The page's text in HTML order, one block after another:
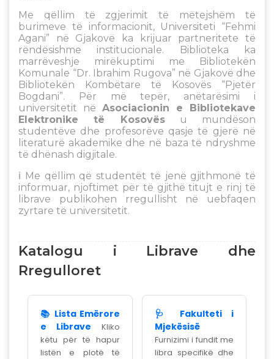
Me qëllim të zgjerimit të mëtejshëm të
burimeve të informacionit, Universiteti “Fehmi
Agani” në Gjakovë ka krijuar partneritete të
rëndësishme institucionale. Biblioteka ka
marrëveshje mirëkuptimi me Bibliotekën
Komunale “Dr. Ibrahim Rugova” në Gjakovë dhe
Bibliotekën Kombëtare të Kosovës “Pjetër
Bogdani”. Për më tepër, anëtarësimi i
universitetit në Asociacionin e Bibliotekave
Elektronike të Kosovësu mundëson
studentëve dhe profesorëve qasje të gjerë në
literaturë akademike dhe në baza të ndryshme
të dhënash digjitale.
ℹ️ Me qëllim që studentët të jenë gjithmonë të
informuar, njoftimet për të gjithë titujt e rinj të
librave publikohen rregullisht në uebfaqen
zyrtare të universitetit.
Katalogu i Librave dhe
Rregulloret
📚 Lista Emërore
e Librave
Kliko
këtu për të hapur
listën e plotë të
🩺 Fakulteti i
Mjekësisë
Furnizimi i fundit me
libra specifikë dhe